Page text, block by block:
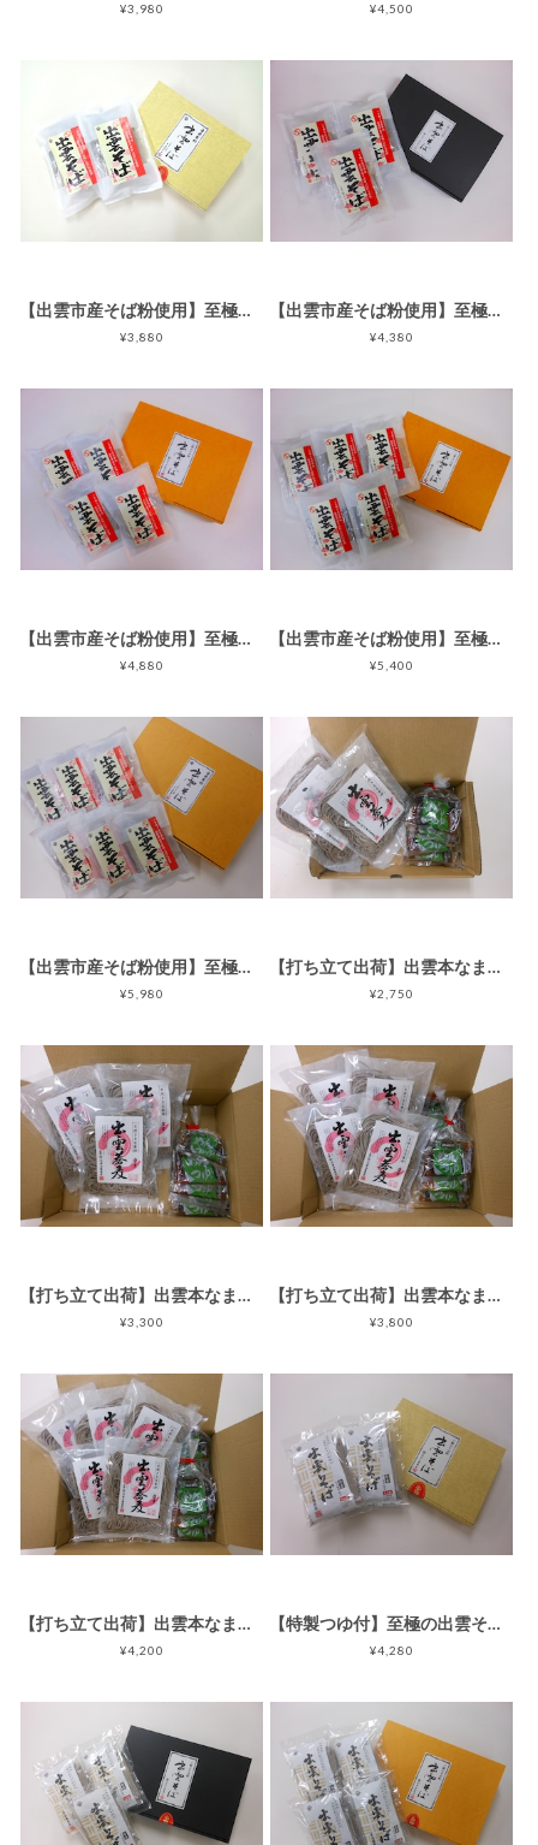
¥3,980 ¥4,500
【出雲市産そば粉使用】至極の出雲そば4食セット
¥3,880
【出雲市産そば粉使用】至極の出雲そば6食セット
¥4,380
【出雲市産そば粉使用】至極の出雲そば8食セット
¥4,880
【出雲市産そば粉使用】至極の出雲そば10食セット
¥5,400
【出雲市産そば粉使用】至極の出雲そば12食セット
¥5,980
【打ち立て出荷】出雲本なまそば（4人前・つゆ付セット）
¥2,750
【打ち立て出荷】出雲本なまそば（6人前・つゆ付セット）
¥3,300
【打ち立て出荷】出雲本なまそば（8人前・つゆ付セット）
¥3,800
【打ち立て出荷】出雲本なまそば（10人前・つゆ付セット）
¥4,200
【特製つゆ付】至極の出雲そば4食セット
¥4,280